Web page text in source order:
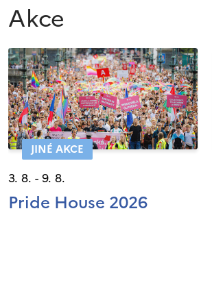
Akce
JINÉ AKCE
3. 8. - 9. 8.
Pride House 2026